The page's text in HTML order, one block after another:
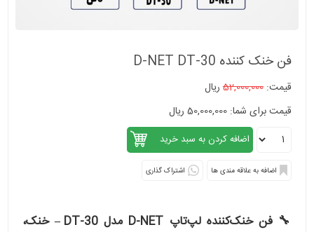
فن خنک کننده D-NET DT-30
قیمت:52,000,000ریال
قیمت برای شما: 50,000,000 ریال
اشتراک گذاری
🔧 فن خنک‌کننده لپ‌تاپ D‑NET مدل DT‑30 – خنک،